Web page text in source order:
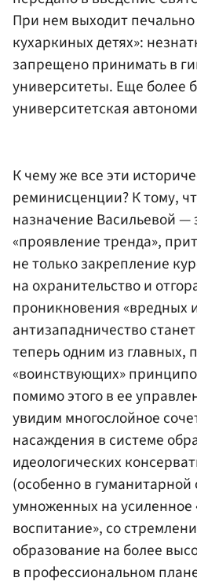
При нем выходит
кухаркиных детях»:
запрещено принимать в
университеты. Еще более
университетская
К чему же все эти
реминисценции? К тому,
назначение Васильевой —
«проявление тренда»,
не только закрепление
на охранительство и
проникновения «вредных
антизападничество
теперь одним из главных,
«воинствующих»
помимо этого в ее
увидим многослойное
насаждения в системе
идеологических
(особенно в гуманитарной
умноженных на усиленное
воспитание», со
образование на более
в профессиональном